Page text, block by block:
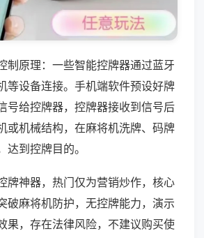
制原理：一些智能控牌器通过蓝牙
等设备连接。手机端软件预设好牌
号给控牌器，控牌器接收到信号后
或机械结构，在麻将机洗牌、码牌
到控牌目的。
牌神器，热门仅为营销炒作，核心
破麻将机防护，无控牌能力，演示
果，存在法律风险，不建议购买使